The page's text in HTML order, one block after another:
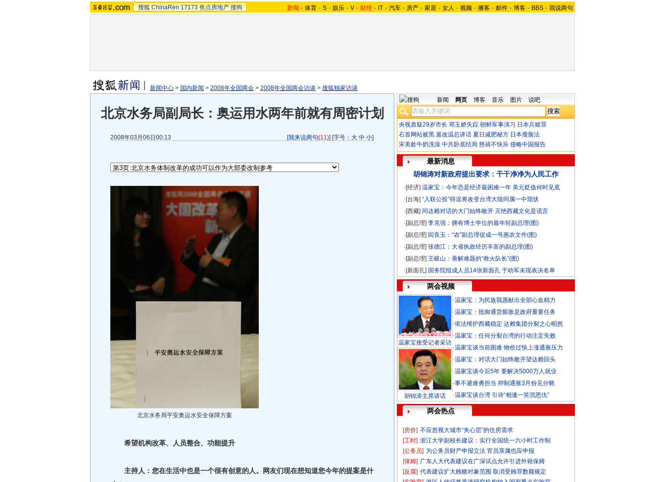
搜狐 ChinaRen 17173 焦点房地产 搜狗 新闻 - 体育 - S - 娱乐 - V - 财经 - IT - 汽车 - 房产 - 家居 - 女人 - 视频 - 播客 - 邮件 - 博客 - BBS - 我说两句
新闻中心 > 国内新闻 > 2008年全国两会 > 2008年全国两会访谈 > 搜狐独家访谈
北京水务局副局长：奥运用水两年前就有周密计划
2008年03月06日00:13 [我来说两句(11)] [字号： 大 中 小]
北京水务局平安奥运水安全保障方案
希望机构改革、人员整合、功能提升
主持人：您在生活中也是一个很有创意的人。网友们现在想知道您今年的提案是什
新闻 网页 博客 音乐 图片 说吧
央视质疑29岁市长 邓玉娇失踪 朝鲜军事演习 日本兵赎罪
石首网站被黑 篡改温总讲话 夏日减肥秘方 日本瘦脸法
宋美龄牛奶洗澡 中共卧底结局 慈禧不快乐 侵略中国报告
最新消息
胡锦涛对新政府提出要求：干干净净为人民工作
·[经济] 温家宝：今年恐是经济最困难一年 美元贬值何时见底
·[台海] “入联公投”得逞将改变台湾大陆同属一中现状
·[西藏] 同达赖对话的大门始终敞开 灭绝西藏文化是谎言
·[副总理] 李克强：拥有博士学位的最年轻副总理(图)
·[副总理] 回良玉：“农”副总理促成一号惠农文件(图)
·[副总理] 张德江：大省执政经历丰富的副总理(图)
·[副总理] 王岐山：善解难题的“救火队长”(图)
·[新面孔] 国务院组成人员14张新面孔 于幼军未现表决名单
两会视频
温家宝接受记者采访
·温家宝：为民族我愿献出全部心血精力
·温家宝：抵御通货膨胀是政府重要任务
·依法维护西藏稳定 达赖集团分裂之心昭然
·温家宝：任何分裂台湾的行动注定失败
·温家宝谈当前困难 物价过快上涨通胀压力
·温家宝：对话大门始终敞开望达赖回头
·温家宝谈今后5年 要解决5000万人就业
·事不避难勇担当 抑制通胀3月份见分晓
·温家宝谈台湾 引诗“相逢一笑泯恩仇”
胡锦涛主席讲话
两会热点
[房价] 不应忽视大城市“夹心层”的住房需求
[工时] 浙江大学副校长建议：实行全国统一六小时工作制
[公务员] 为公务员财产申报立法 官员亲属也应申报
[保姆] 广东人大代表建议在广深试点允许引进外籍保姆
[反腐] 代表建议扩大贿赂对象范围 取消受贿罪数额规定